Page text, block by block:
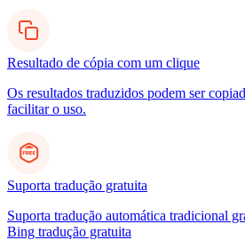
Resultado de cópia com um clique
Os resultados traduzidos podem ser
facilitar o uso.
Suporta tradução gratuita
Suporta tradução automática tradicional
Bing tradução gratuita